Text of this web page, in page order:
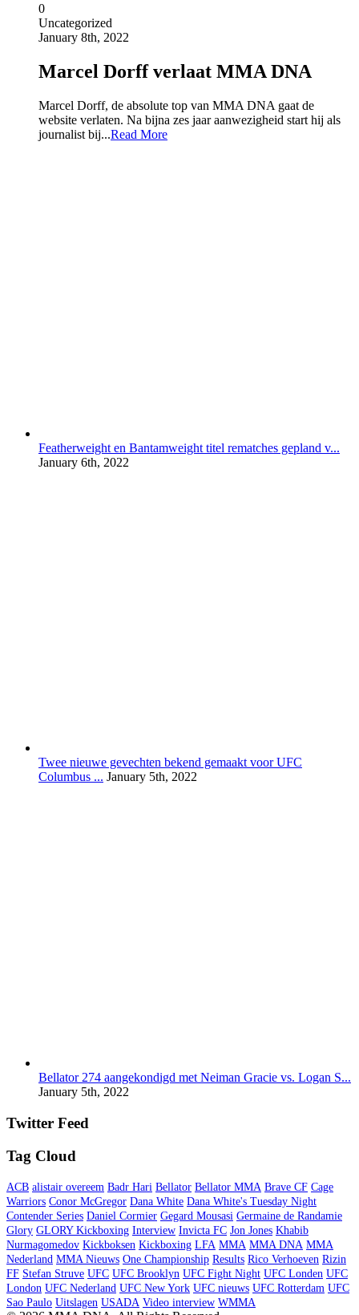
0
Uncategorized
January 8th, 2022
Marcel Dorff verlaat MMA DNA
Marcel Dorff, de absolute top van MMA DNA gaat de
website verlaten. Na bijna zes jaar aanwezigheid start hij als
journalist bij...Read More
Featherweight en Bantamweight titel rematches gepland v...
January 6th, 2022
Twee nieuwe gevechten bekend gemaakt voor UFC
Columbus ... January 5th, 2022
Bellator 274 aangekondigd met Neiman Gracie vs. Logan S...
January 5th, 2022
Twitter Feed
Tag Cloud
ACB alistair overeem Badr Hari Bellator Bellator MMA Brave CF Cage
Warriors Conor McGregor Dana White Dana White's Tuesday Night
Contender Series Daniel Cormier Gegard Mousasi Germaine de Randamie
Glory GLORY Kickboxing Interview Invicta FC Jon Jones Khabib
Nurmagomedov Kickboksen Kickboxing LFA MMA MMA DNA MMA
Nederland MMA Nieuws One Championship Results Rico Verhoeven Rizin
FF Stefan Struve UFC UFC Brooklyn UFC Fight Night UFC Londen UFC
London UFC Nederland UFC New York UFC nieuws UFC Rotterdam UFC
Sao Paulo Uitslagen USADA Video interview WMMA